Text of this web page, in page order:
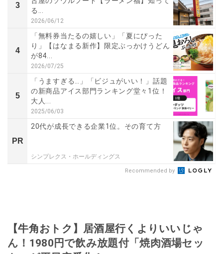
3
る...
2026/06/12
4
「無料券当たるの嬉しい」「夏にぴった
り」【はなまる新作】限定ぶっかけうどん
が84...
2026/07/25
5
「うますぎる…」「ビジュがいい！」話題
の新商品アイス部門ランキング堂々1位！
大人...
2025/06/03
PR
20代が成長できる企業1位。その育て方
シンプレクス・ホールディングス
Recommended by
【牛角おトク】居酒屋行くよりいいじゃ
ん！1980円で飲み放題付「焼肉酒場セッ